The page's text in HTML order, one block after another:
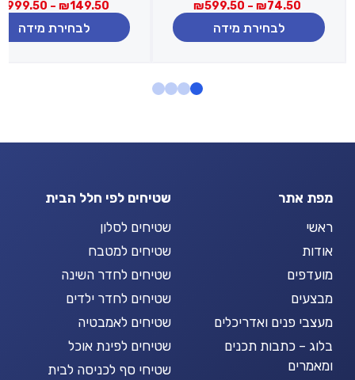
מחירים:
⁦₪1,199.00⁩
₪74.50
–
₪599.50
טווח
מחירים:
עד
לבחירת מידה
₪149.50
–
999.50
לבחירת מידה
מפת אתר
ראשי
אודות
מועדפים
מבצעים
מעצבי פנים ואדריכלים
בלוג – כתבות תכנים
ומאמרים
שטיחים לפי חלל הבית
שטיחים לסלון
שטיחים למטבח
שטיחים לחדר השינה
שטיחים לחדר ילדים
שטיחים לאמבטיה
שטיחים לפינת אוכל
שטיחי סף לכניסה לבית